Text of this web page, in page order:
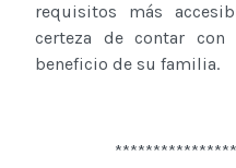
requisitos más
certeza de contar
beneficio de su familia.